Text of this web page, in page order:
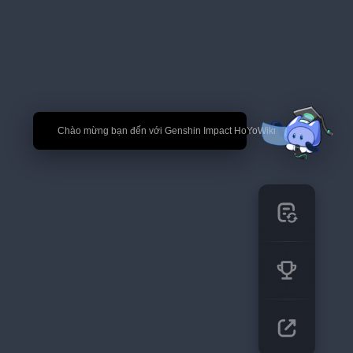
🎉 Chào mừng bạn đến với Genshin Impact HoYoWiki